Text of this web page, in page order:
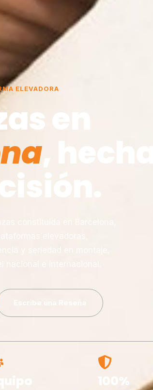
ELEVADORA
en
, hechas
constituida en Barcelona,
elevadoras,
y seriedad en montaje,
e internacional.
Escribe una Reseña
100%